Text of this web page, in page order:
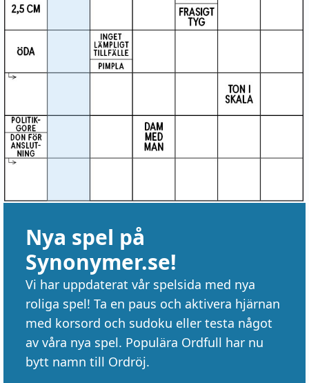
Nya spel på
Synonymer.se!
Vi har uppdaterat vår spelsida med nya
roliga spel! Ta en paus och aktivera hjärnan
med korsord och sudoku eller testa något
av våra nya spel. Populära Ordfull har nu
bytt namn till Ordröj.